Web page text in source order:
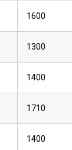
1600
1300
1400
1710
1400